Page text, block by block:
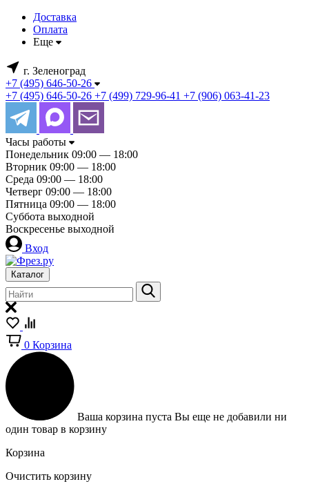
Доставка
Оплата
Еще
г. Зеленоград
+7 (495) 646-50-26
+7 (495) 646-50-26 +7 (499) 729-96-41 +7 (906) 063-41-23
Часы работы
Понедельник 09:00 — 18:00
Вторник 09:00 — 18:00
Среда 09:00 — 18:00
Четверг 09:00 — 18:00
Пятница 09:00 — 18:00
Суббота выходной
Воскресенье выходной
Вход
Каталог
0 Корзина
Ваша корзина пуста Вы еще не добавили ни
один товар в корзину
Корзина
Очистить корзину